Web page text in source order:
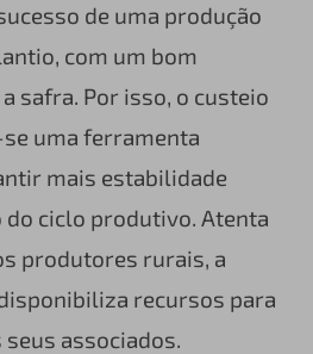
de uma produção
com um bom
safra. Por isso, o custeio
uma ferramenta
mais estabilidade
ciclo produtivo. Atenta
produtores rurais, a
recursos para
associados.